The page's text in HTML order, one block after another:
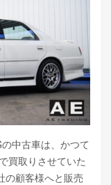
中古車は、かつて
買取りさせていた
の顧客様へと販売